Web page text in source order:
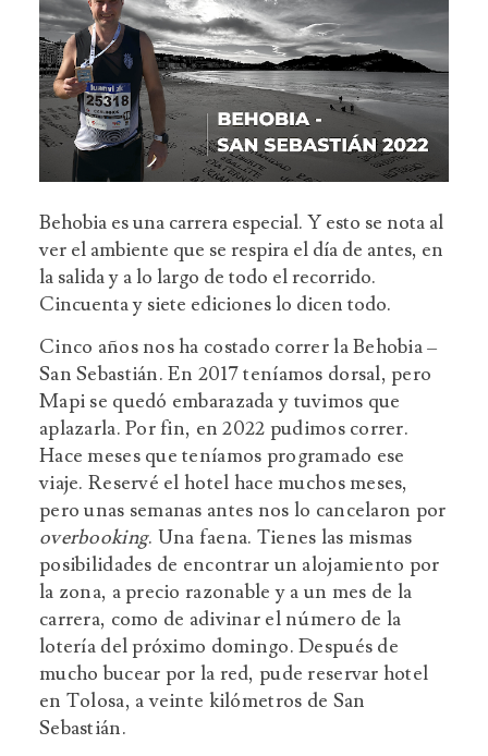
Behobia es una carrera especial. Y esto se nota al
ver el ambiente que se respira el día de antes, en
la salida y a lo largo de todo el recorrido.
Cincuenta y siete ediciones lo dicen todo.
Cinco años nos ha costado correr la Behobia –
San Sebastián. En 2017 teníamos dorsal, pero
Mapi se quedó embarazada y tuvimos que
aplazarla. Por fin, en 2022 pudimos correr.
Hace meses que teníamos programado ese
viaje. Reservé el hotel hace muchos meses,
pero unas semanas antes nos lo cancelaron por
overbooking. Una faena. Tienes las mismas
posibilidades de encontrar un alojamiento por
la zona, a precio razonable y a un mes de la
carrera, como de adivinar el número de la
lotería del próximo domingo. Después de
mucho bucear por la red, pude reservar hotel
en Tolosa, a veinte kilómetros de San
Sebastián.